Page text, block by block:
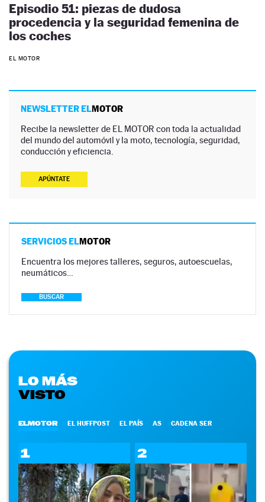
Episodio 51: piezas de dudosa
procedencia y la seguridad femenina de
los coches
EL MOTOR
NEWSLETTER ELMOTOR
Recibe la newsletter de EL MOTOR con toda la actualidad
del mundo del automóvil y la moto, tecnología, seguridad,
conducción y eficiencia.
APÚNTATE
SERVICIOS ELMOTOR
Encuentra los mejores talleres, seguros, autoescuelas,
neumáticos…
BUSCAR
LO MÁS
VISTO
ELMOTOR EL HUFFPOST EL PAÍS AS CADENA SER
1 2